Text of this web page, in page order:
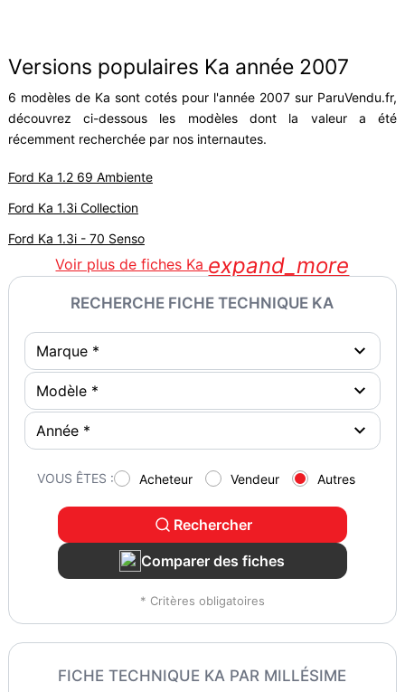
Versions populaires Ka année 2007
6 modèles de Ka sont cotés pour l'année 2007 sur ParuVendu.fr,
découvrez ci-dessous les modèles dont la valeur a été
récemment recherchée par nos internautes.
Ford Ka 1.2 69 Ambiente
Ford Ka 1.3i Collection
Ford Ka 1.3i - 70 Senso
Voir plus de fiches Ka expand_more
RECHERCHE FICHE TECHNIQUE KA
VOUS ÊTES : Acheteur Vendeur Autres
Rechercher
Comparer des fiches
* Critères obligatoires
FICHE TECHNIQUE KA PAR MILLÉSIME